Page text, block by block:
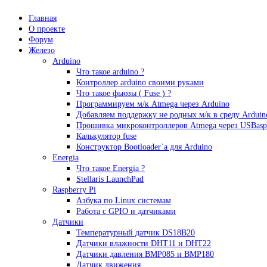
Главная
О проекте
Форум
Железо
Arduino
Что такое аrduino ?
Контроллер arduino своими руками
Что такое фьюзы ( Fuse ) ?
Программируем м/к Atmega через Arduino
Добавляем поддержку не родных м/к в среду
Прошивка микроконтроллеров Atmega через USBasp
Калькулятор fuse
Конструктор Bootloader`а для Arduino
Energia
Что такое Energia ?
Stellaris LaunchPad
Raspberry Pi
Азбука по Linux системам
Работа с GPIO и датчиками
Датчики
Температурный датчик DS18B20
Датчики влажности DHT11 и DHT22
Датчики давления BMP085 и BMP180
Датчик движения